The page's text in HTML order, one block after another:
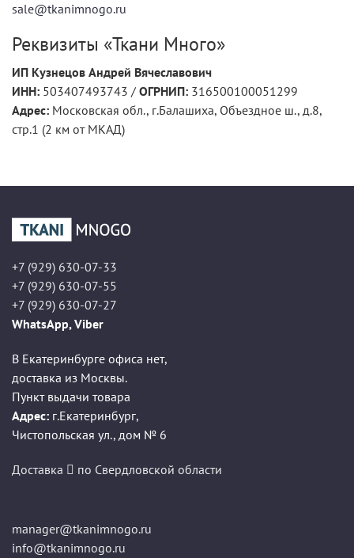
sale@tkanimnogo.ru
Реквизиты «Ткани Много»
ИП Кузнецов Андрей Вячеславович
ИНН: 503407493743 / ОГРНИП: 316500100051299
Адрес: Московская обл., г.Балашиха, Объездное ш., д.8,
стр.1 (2 км от МКАД)
+7 (929) 630-07-33
+7 (929) 630-07-55
+7 (929) 630-07-27
WhatsApp, Viber
В Екатеринбурге офиса нет,
доставка из Москвы.
Пункт выдачи товара
Адрес: г.Екатеринбург,
Чистопольская ул., дом № 6
Доставка по Свердловской области
manager@tkanimnogo.ru
info@tkanimnogo.ru